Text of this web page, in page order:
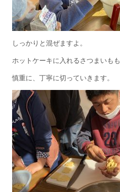
しっかりと混ぜますよ。
ホットケーキに入れるさつまいもも
慎重に、丁寧に切っていきます。